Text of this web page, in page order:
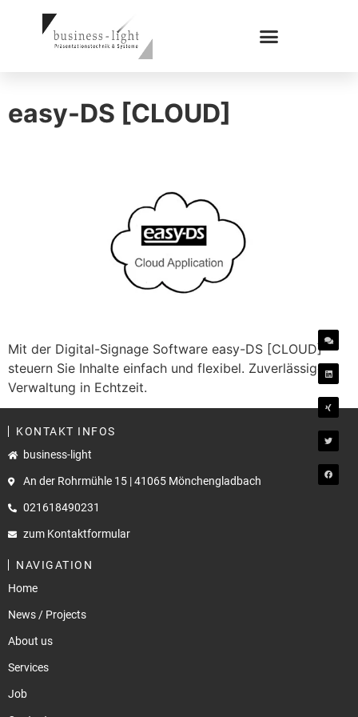
easy-DS [CLOUD]
Mit der Digital-Signage Software easy-DS [CLOUD]
steuern Sie Inhalte einfach und flexibel. Zuverlässige
Verwaltung in Echtzeit.
KONTAKT INFOS
business-light
An der Rohrmühle 15 | 41065 Mönchengladbach
021618490231
zum Kontaktformular
NAVIGATION
Home
News / Projects
About us
Services
Job